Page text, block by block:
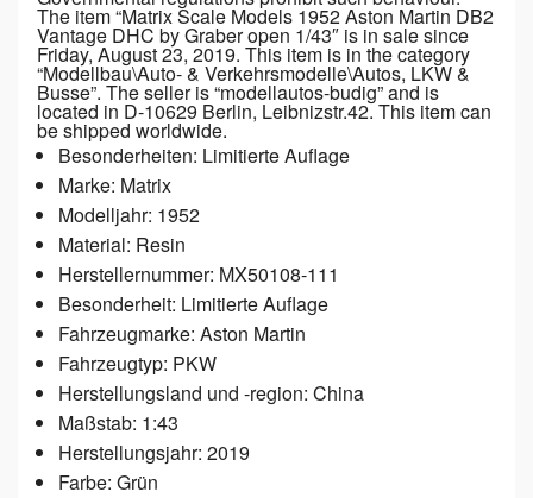
The item “Matrix Scale Models 1952 Aston Martin DB2
Vantage DHC by Graber open 1/43″ is in sale since
Friday, August 23, 2019. This item is in the category
“Modellbau\Auto- & Verkehrsmodelle\Autos, LKW &
Busse”. The seller is “modellautos-budig” and is
located in D-10629 Berlin, Leibnizstr.42. This item can
be shipped worldwide.
Besonderheiten: Limitierte Auflage
Marke: Matrix
Modelljahr: 1952
Material: Resin
Herstellernummer: MX50108-111
Besonderheit: Limitierte Auflage
Fahrzeugmarke: Aston Martin
Fahrzeugtyp: PKW
Herstellungsland und -region: China
Maßstab: 1:43
Herstellungsjahr: 2019
Farbe: Grün